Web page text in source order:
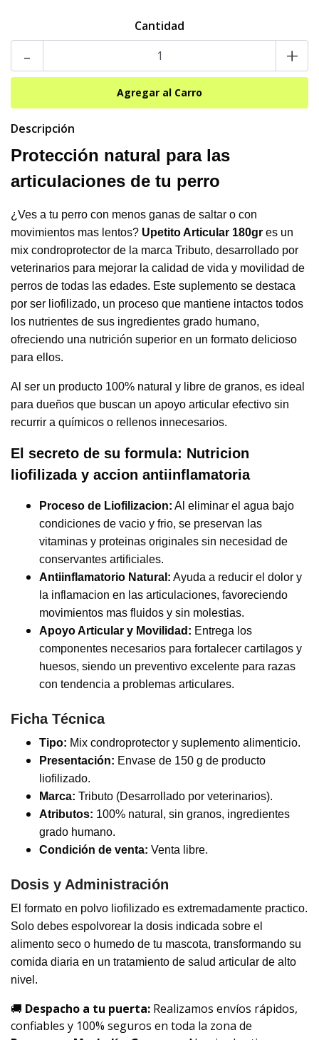
Cantidad
- +
Descripción
Protección natural para las
articulaciones de tu perro
¿Ves a tu perro con menos ganas de saltar o con
movimientos mas lentos? Upetito Articular 180gr es un
mix condroprotector de la marca Tributo, desarrollado por
veterinarios para mejorar la calidad de vida y movilidad de
perros de todas las edades. Este suplemento se destaca
por ser liofilizado, un proceso que mantiene intactos todos
los nutrientes de sus ingredientes grado humano,
ofreciendo una nutrición superior en un formato delicioso
para ellos.
Al ser un producto 100% natural y libre de granos, es ideal
para dueños que buscan un apoyo articular efectivo sin
recurrir a químicos o rellenos innecesarios.
El secreto de su formula: Nutricion
liofilizada y accion antiinflamatoria
Proceso de Liofilizacion: Al eliminar el agua bajo
condiciones de vacio y frio, se preservan las
vitaminas y proteinas originales sin necesidad de
conservantes artificiales.
Antiinflamatorio Natural: Ayuda a reducir el dolor y
la inflamacion en las articulaciones, favoreciendo
movimientos mas fluidos y sin molestias.
Apoyo Articular y Movilidad: Entrega los
componentes necesarios para fortalecer cartilagos y
huesos, siendo un preventivo excelente para razas
con tendencia a problemas articulares.
Ficha Técnica
Tipo: Mix condroprotector y suplemento alimenticio.
Presentación: Envase de 150 g de producto
liofilizado.
Marca: Tributo (Desarrollado por veterinarios).
Atributos: 100% natural, sin granos, ingredientes
grado humano.
Condición de venta: Venta libre.
Dosis y Administración
El formato en polvo liofilizado es extremadamente practico.
Solo debes espolvorear la dosis indicada sobre el
alimento seco o humedo de tu mascota, transformando su
comida diaria en un tratamiento de salud articular de alto
nivel.
🚚 Despacho a tu puerta: Realizamos envíos rápidos,
confiables y 100% seguros en toda la zona de